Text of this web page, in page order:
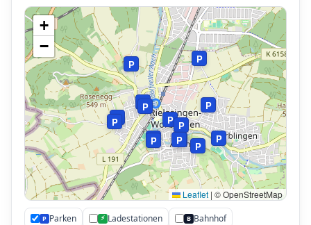
P
P
P
P
P P
P
P
P P
P
P
P
P
P
+
−
Leaflet | © OpenStreetMap
P Parken ⚡ Ladestationen B Bahnhof